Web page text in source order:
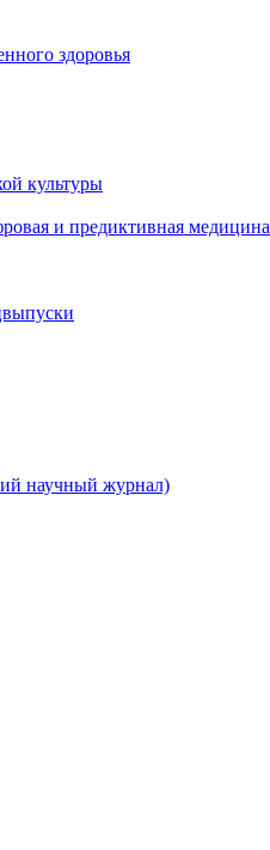
здоровья
культуры
и предиктивная медицина
научный журнал)